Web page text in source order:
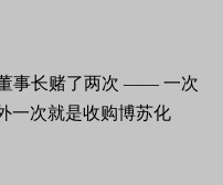
事长赌了两次 —— 一次
一次就是收购博苏化